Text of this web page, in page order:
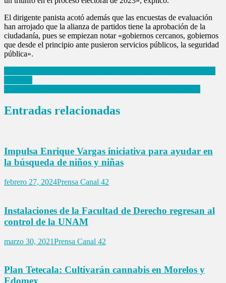
El dirigente panista acotó además que las encuestas de evaluación
han arrojado que la alianza de partidos tiene la aprobación de la
ciudadanía, pues se empiezan notar «gobiernos cercanos, gobiernos
que desde el principio ante pusieron servicios públicos, la seguridad
pública».
Navegación
de
Entradas relacionadas
Impulsa Enrique Vargas iniciativa para ayudar en
la búsqueda de niños y niñas
febrero 27, 2024Prensa Canal 42
Instalaciones de la Facultad de Derecho regresan al
control de la UNAM
marzo 30, 2021Prensa Canal 42
Plan Tetecala: Cultivarán cannabis en Morelos y
Edomex